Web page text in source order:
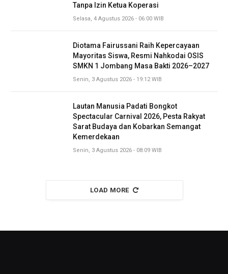
Tanpa Izin Ketua Koperasi
Selasa, 4 Agustus 2026 - 06:00 WIB
Diotama Fairussani Raih Kepercayaan
Mayoritas Siswa, Resmi Nahkodai OSIS
SMKN 1 Jombang Masa Bakti 2026–2027
Senin, 3 Agustus 2026 - 19:12 WIB
Lautan Manusia Padati Bongkot
Spectacular Carnival 2026, Pesta Rakyat
Sarat Budaya dan Kobarkan Semangat
Kemerdekaan
Senin, 3 Agustus 2026 - 08:09 WIB
LOAD MORE